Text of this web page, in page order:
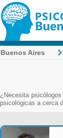
Buenos Aires
¿Necesita
psicológicas a cerca